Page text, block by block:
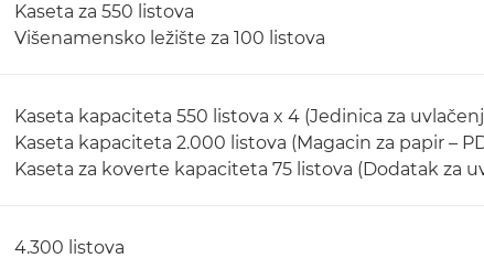
Kaseta za 550 listova
Višenamensko ležište za 100 listova
Kaseta kapaciteta 550 listova x 4 (Jedinica za
Kaseta kapaciteta 2.000 listova (Magacin za papir –
Kaseta za koverte kapaciteta 75 listova (Dodatak za
4.300 listova